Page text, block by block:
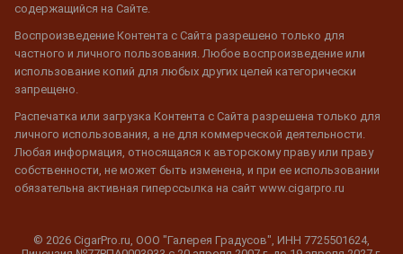
содержащийся на Сайте.
Воспроизведение Контента с Сайта разрешено только для
частного и личного пользования. Любое воспроизведение или
использование копий для любых других целей категорически
запрещено.
Распечатка или загрузка Контента с Сайта разрешена только для
личного использования, а не для коммерческой деятельности.
Любая информация, относящаяся к авторскому праву или праву
собственности, не может быть изменена, и при ее использовании
обязательна активная гиперссылка на сайт www.cigarpro.ru
© 2026 CigarPro.ru, ООО "Галерея Градусов", ИНН 7725501624,